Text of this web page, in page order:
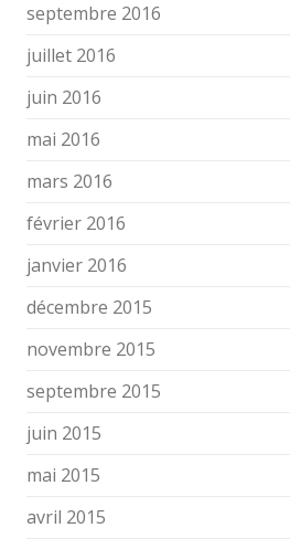
septembre 2016
juillet 2016
juin 2016
mai 2016
mars 2016
février 2016
janvier 2016
décembre 2015
novembre 2015
septembre 2015
juin 2015
mai 2015
avril 2015